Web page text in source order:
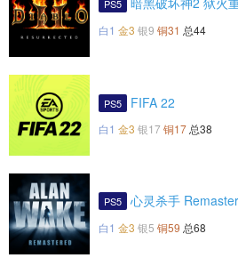
PS5
白1 金3 银9 铜31 总44
PS5 FIFA 22
白1 金3 银17 铜17 总38
PS5 心灵杀手
白1 金3 银5 铜59 总68